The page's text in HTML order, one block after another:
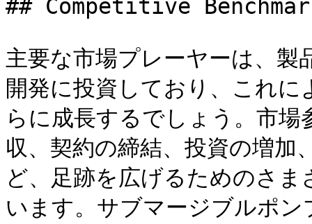
## Competitive
主要な市場プレーヤーは、
開発に投資しており、これ
らに成長するでしょう。市場
収、契約の締結、投資の増加
ど、足跡を広げるためのさ
います。サブマージブルポ